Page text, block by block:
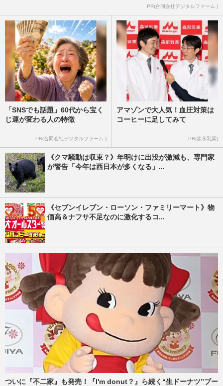
PR(合同会社デジタルファーム )
「SNSでも話題」60代から宝く
じ運が変わる人の特徴
PR(合同会社デジタルファーム )
アマゾンで大人気！血圧対策は
コーヒーに足してみて
PR(森永乳業)
《クマ騒動は収束？》年明けに出没が激減も、専門家
が警告「今年は西日本が多くなる」...
《セブンイレブン・ローソン・ファミリーマート》物
価高＆ナフサ不足なのに激化するコ...
ついに『不二家』も発売！『I'm donut？』ら続く“生ドーナツ”ブー